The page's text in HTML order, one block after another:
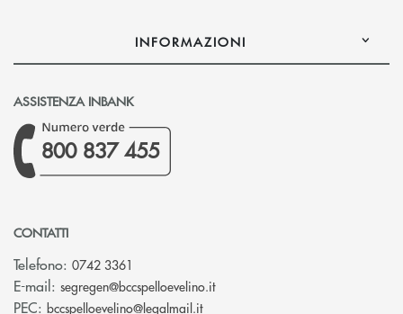
INFORMAZIONI
ASSISTENZA INBANK
800 837 455
CONTATTI
Telefono: 0742 3361
E-mail: segregen@bccspelloevelino.it(si apre l’app di posta
PEC: bccspelloevelino@legalmail.it(si apre l’app di posta